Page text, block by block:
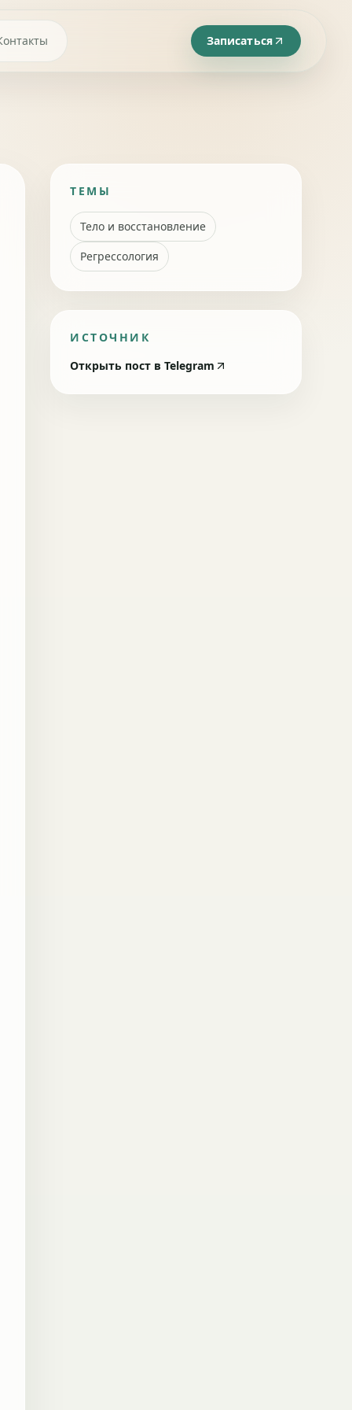
Записаться
ТЕМЫ
Тело и восстановление
Регрессология
ИСТОЧНИК
Открыть пост в Telegram